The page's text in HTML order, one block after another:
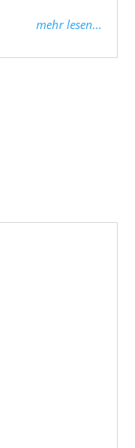
mehr lesen...